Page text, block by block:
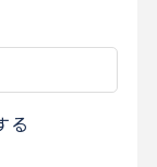
る